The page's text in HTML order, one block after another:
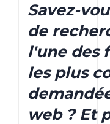
Savez-
de
l'une des
les plus
web ? Et